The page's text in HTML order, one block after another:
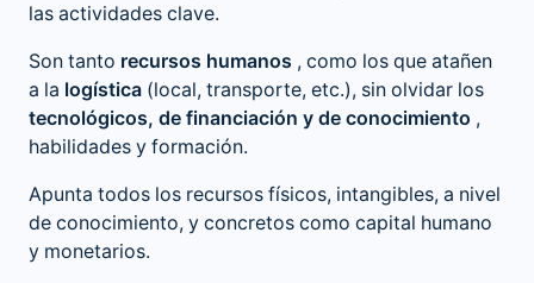
las actividades clave.
Son tanto recursos humanos , como los que atañen
a la logística (local, transporte, etc.), sin olvidar los
tecnológicos, de financiación y de conocimiento ,
habilidades y formación.
Apunta todos los recursos físicos, intangibles, a nivel
de conocimiento, y concretos como capital humano
y monetarios.